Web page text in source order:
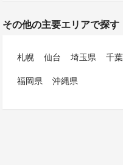
その他の主要エリアで探す
札幌 仙台 埼玉県 千
福岡県
沖縄県